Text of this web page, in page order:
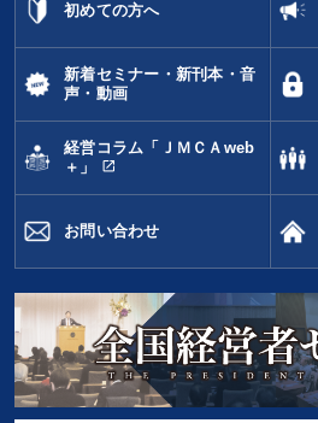
初めての方へ
新着セミナー・新刊本・音
声・動画
経営コラム「ＪＭＣＡweb
＋」
open_in_new
お問い合わせ